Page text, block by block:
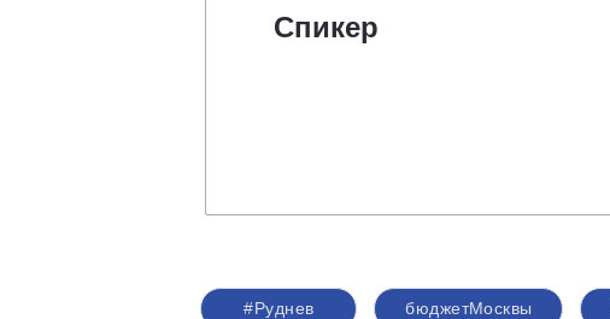
Спикер
#Руднев бюджетМосквы